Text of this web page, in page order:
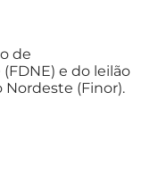
de
e do leilão
(Finor).